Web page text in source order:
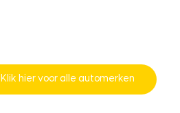
Klik hier voor alle automerken